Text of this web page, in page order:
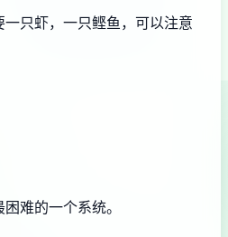
只虾，一只鲣鱼，可以注意
难的一个系统。